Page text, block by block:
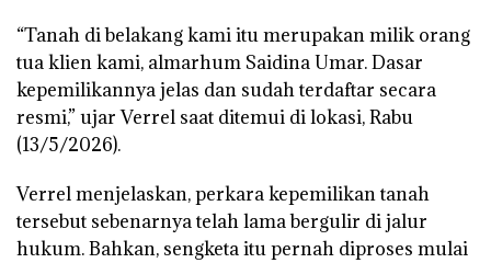
“Tanah di belakang kami itu merupakan milik orang
tua klien kami, almarhum Saidina Umar. Dasar
kepemilikannya jelas dan sudah terdaftar secara
resmi,” ujar Verrel saat ditemui di lokasi, Rabu
(13/5/2026).
Verrel menjelaskan, perkara kepemilikan tanah
tersebut sebenarnya telah lama bergulir di jalur
hukum. Bahkan, sengketa itu pernah diproses mulai